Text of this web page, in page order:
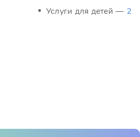
Услуги для детей — 2